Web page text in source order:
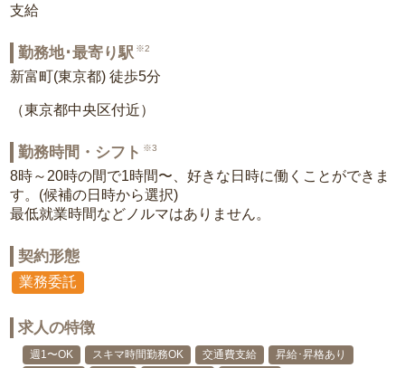
支給
勤務地･最寄り駅 ※2
新富町(東京都) 徒歩5分
（東京都中央区付近）
勤務時間・シフト ※3
8時～20時の間で1時間〜、好きな日時に働くことができま
す。(候補の日時から選択)
最低就業時間などノルマはありません。
契約形態
業務委託
求人の特徴
週1〜OK スキマ時間勤務OK 交通費支給
昇給･昇格あり